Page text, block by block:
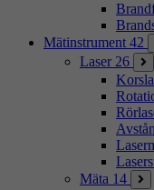
Mätinstrument 42
Laser 26
Mäta 14